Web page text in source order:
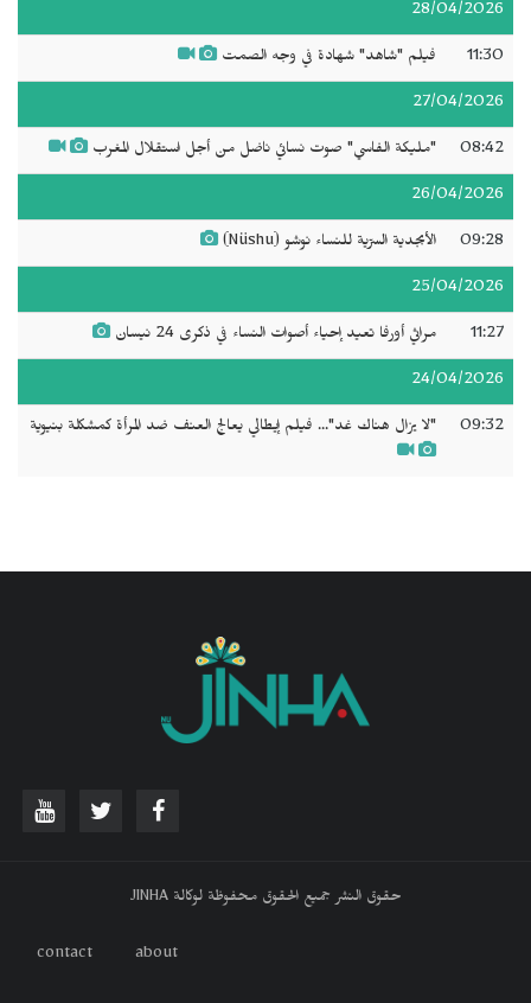
28/04/2026
11:30 فيلم "شاهد" شهادة في وجه الصمت
27/04/2026
08:42 "مليكة الفاسي" صوت نسائي ناضل من أجل استقلال المغرب
26/04/2026
09:28 الأبجدية السرّية للنساء نوشو (Nüshu)
25/04/2026
11:27 مراثي أورفا تعيد إحياء أصوات النساء في ذكرى 24 نيسان
24/04/2026
09:32 "لا يزال هناك غد"... فيلم إيطالي يعالج العنف ضد المرأة كمشكلة بنيوية
حقوق النشر جميع الحقوق محفوظة لوكالة JINHA
about
contact